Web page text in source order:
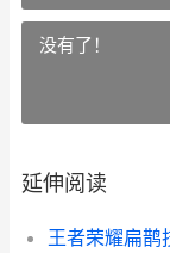
没有了！
延伸阅读